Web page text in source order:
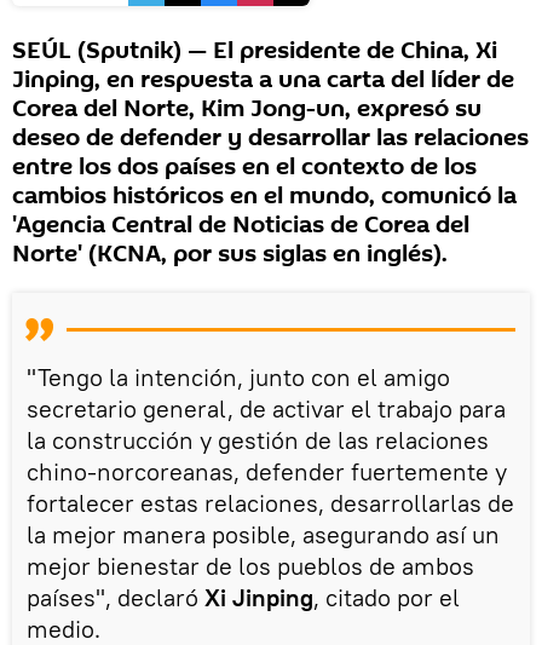
SEÚL (Sputnik) — El presidente de China, Xi
Jinping, en respuesta a una carta del líder de
Corea del Norte, Kim Jong-un, expresó su
deseo de defender y desarrollar las relaciones
entre los dos países en el contexto de los
cambios históricos en el mundo, comunicó la
'Agencia Central de Noticias de Corea del
Norte' (KCNA, por sus siglas en inglés).
"Tengo la intención, junto con el amigo
secretario general, de activar el trabajo para
la construcción y gestión de las relaciones
chino-norcoreanas, defender fuertemente y
fortalecer estas relaciones, desarrollarlas de
la mejor manera posible, asegurando así un
mejor bienestar de los pueblos de ambos
países", declaró Xi Jinping, citado por el
medio.